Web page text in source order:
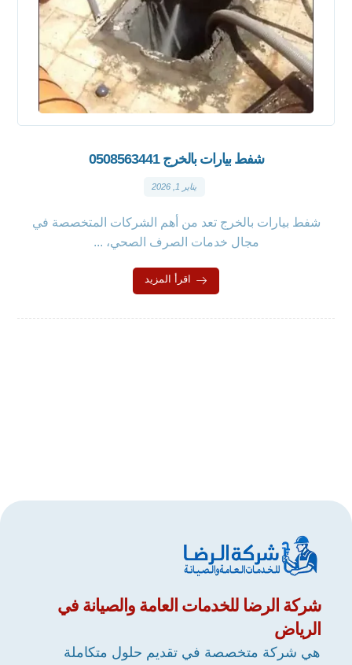
شفط بيارات بالخرج 0508563441
يناير 1, 2026
شفط بيارات بالخرج تعد من أهم الشركات المتخصصة في
مجال خدمات الصرف الصحي، ...
اقرأ المزيد
شركة الرضا للخدمات العامة والصيانة في
الرياض
هي شركة متخصصة في تقديم حلول متكاملة